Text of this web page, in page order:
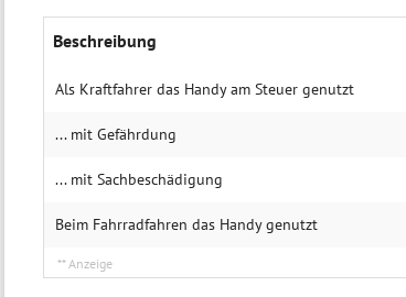
Beschrei­bung
Als Kraftfahrer das Handy am Steuer genutzt
... mit Ge­fährdung
... mit Sachbe­schädigung
Beim Fahrrad­fahren das Handy genutzt